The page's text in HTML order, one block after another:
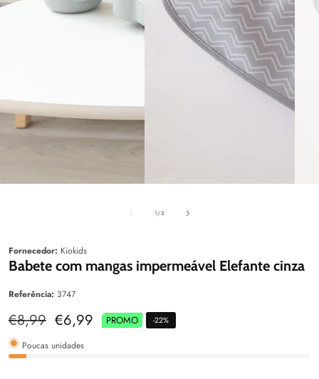
1/de5
Fornecedor: Kiokids
Babete com mangas impermeável Elefante cinza
Referência: 3747
Preço
normal
€8,99 Preço
venda
€6,99 PROMO -22%
Poucas unidades